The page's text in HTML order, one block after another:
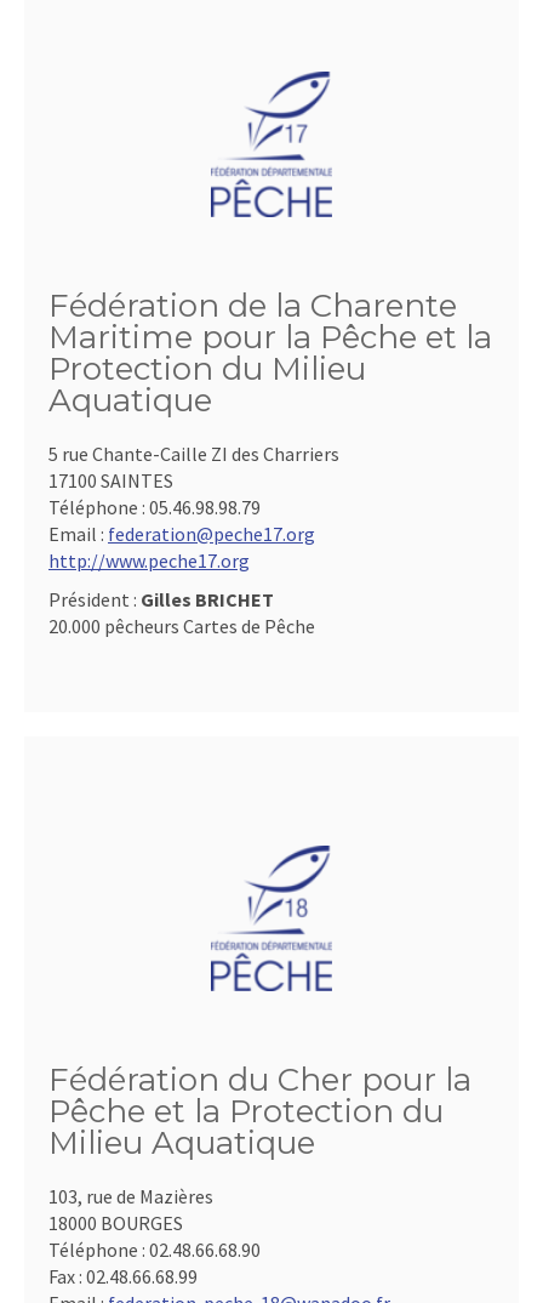
Fédération de la Charente
Maritime pour la Pêche et la
Protection du Milieu
Aquatique
5 rue Chante-Caille ZI des Charriers
17100 SAINTES
Téléphone : 05.46.98.98.79
Email : federation@peche17.org
http://www.peche17.org
Président : Gilles BRICHET
20.000 pêcheurs Cartes de Pêche
Fédération du Cher pour la
Pêche et la Protection du
Milieu Aquatique
103, rue de Mazières
18000 BOURGES
Téléphone : 02.48.66.68.90
Fax : 02.48.66.68.99